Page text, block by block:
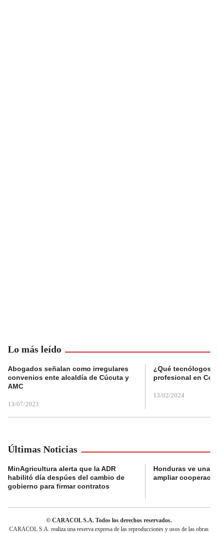
Lo más leído
Abogados señalan como irregulares
convenios ente alcaldía de Cúcuta y
AMC
13/07/2023
¿Qué tecnólogos
profesional en
13/02/2024
Últimas Noticias
MinAgricultura alerta que la ADR
habilitó día despúes del cambio de
gobierno para firmar contratos
Honduras ve una
ampliar
© CARACOL S.A. Todos los derechos reservados.
CARACOL S.A. realiza una reserva expresa de las reproducciones y usos de las obras